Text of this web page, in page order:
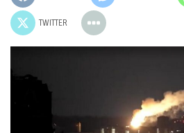
TWITTER